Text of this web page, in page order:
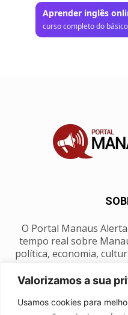
Valorizamos a sua
Usamos cookies para
Aprender inglês
curso completo do
O Portal Manaus
tempo real sobre
política, economia,